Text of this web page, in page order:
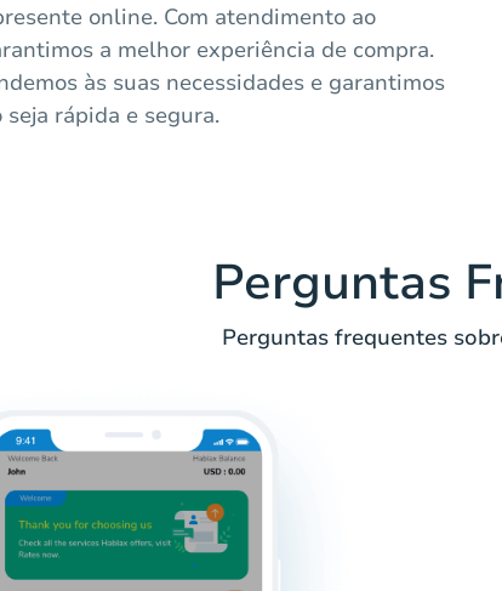
online. Com atendimento ao
a melhor experiência de compra.
às suas necessidades e garantimos
rápida e segura.
Perguntas
Perguntas frequentes